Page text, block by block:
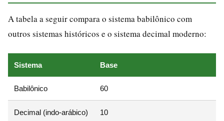
A tabela a seguir compara o sistema babilônico com
outros sistemas históricos e o sistema decimal moderno:
Sistema Base
Babilônico 60
Decimal (indo-arábico) 10